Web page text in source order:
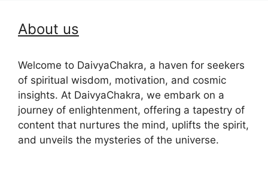
About us
Welcome to DaivyaChakra, a haven for seekers
of spiritual wisdom, motivation, and cosmic
insights. At DaivyaChakra, we embark on a
journey of enlightenment, offering a tapestry of
content that nurtures the mind, uplifts the spirit,
and unveils the mysteries of the universe.